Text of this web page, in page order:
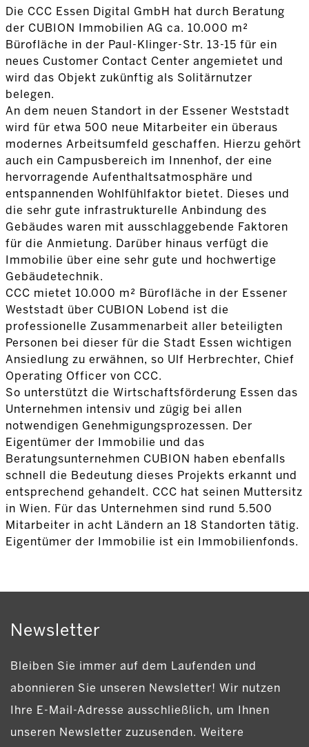
Die CCC Essen Digital GmbH hat durch Beratung
der CUBION Immobilien AG ca. 10.000 m²
Bürofläche in der Paul-Klinger-Str. 13-15 für ein
neues Customer Contact Center angemietet und
wird das Objekt zukünftig als Solitärnutzer
belegen.
An dem neuen Standort in der Essener Weststadt
wird für etwa 500 neue Mitarbeiter ein überaus
modernes Arbeitsumfeld geschaffen. Hierzu gehört
auch ein Campusbereich im Innenhof, der eine
hervorragende Aufenthaltsatmosphäre und
entspannenden Wohlfühlfaktor bietet. Dieses und
die sehr gute infrastrukturelle Anbindung des
Gebäudes waren mit ausschlaggebende Faktoren
für die Anmietung. Darüber hinaus verfügt die
Immobilie über eine sehr gute und hochwertige
Gebäudetechnik.
CCC mietet 10.000 m² Bürofläche in der Essener
Weststadt über CUBION Lobend ist die
professionelle Zusammenarbeit aller beteiligten
Personen bei dieser für die Stadt Essen wichtigen
Ansiedlung zu erwähnen, so Ulf Herbrechter, Chief
Operating Officer von CCC.
So unterstützt die Wirtschaftsförderung Essen das
Unternehmen intensiv und zügig bei allen
notwendigen Genehmigungsprozessen. Der
Eigentümer der Immobilie und das
Beratungsunternehmen CUBION haben ebenfalls
schnell die Bedeutung dieses Projekts erkannt und
entsprechend gehandelt. CCC hat seinen Muttersitz
in Wien. Für das Unternehmen sind rund 5.500
Mitarbeiter in acht Ländern an 18 Standorten tätig.
Eigentümer der Immobilie ist ein Immobilienfonds.
Newsletter
Bleiben Sie immer auf dem Laufenden und
abonnieren Sie unseren Newsletter! Wir nutzen
Ihre E-Mail-Adresse ausschließlich, um Ihnen
unseren Newsletter zuzusenden. Weitere